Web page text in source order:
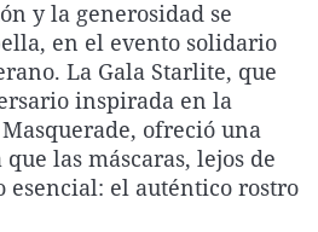
La rosa de los vientos
Gente viajera
Como el perro y el
Caso
Retornados
Equipo de
Operación Viuda
Extremadura
Galicia
La Rioja
Navarra
País Vasco
Virales
Televisión
Elecciones
y la generosidad se
en el evento solidario
La Gala Starlite, que
inspirada en la
ofreció una
las máscaras, lejos de
esencial: el auténtico rostro